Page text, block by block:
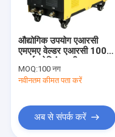
सेल्फ डार्कनिंग वेल्डिंग हेलमेट
फाइबर लेजर वेल्डर
सीएनसी काटने की मशीन
औद्योगिक उपयोग एआरसी
एमएमए वेल्डर एआरसी 1000
MOQ:100 नग
नवीनतम कीमत पता करें
अब से संपर्क करें